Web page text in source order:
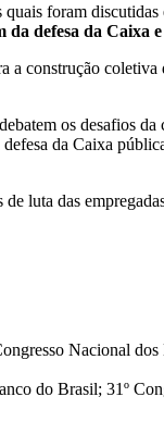
foram discutidas
da defesa da Caixa
construção
os desafios
da Caixa
luta das
Nacional dos
do Brasil; 31º